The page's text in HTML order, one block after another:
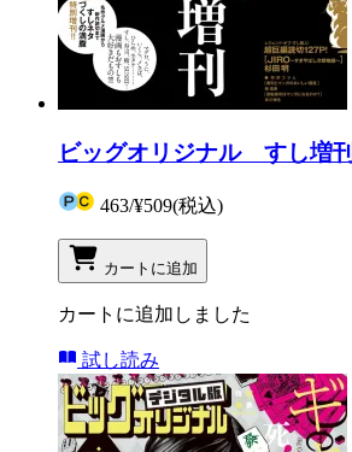
ビッグオリジナル すし増刊
463/¥509(税込)
カートに追加
カートに追加しました
試し読み